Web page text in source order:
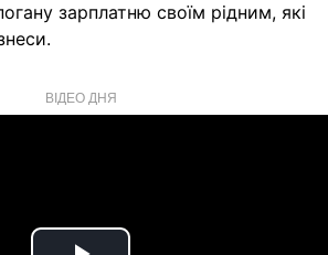
зарплатню своїм рідним, які
ВІДЕО ДНЯ